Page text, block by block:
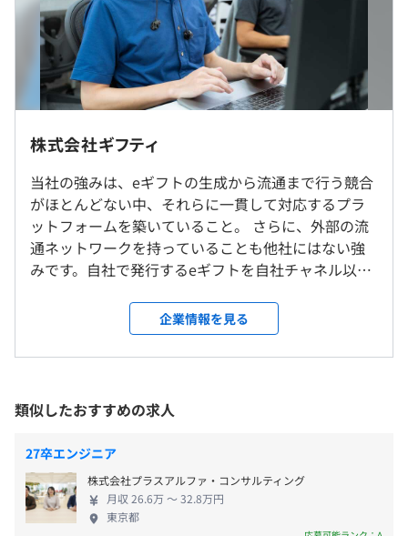
事業部とプロダクト開発チームが対になっているため、技
術とビジネスが密接に結びつく環境が整っています。さら
に、エンジニアがユーザーの要望やビジネスのニーズを積
極的に理解しようとするカルチャーがあり、全体像を把握
した上で技術的な観点での提案を行い、プロダクトの価値
ギフティは、eギフトの発券から流通・販売まで一気通貫
で提供する「eギフトプラットフォーム事業」を主力事業
とし、以下のサービスを展開しています。
https://giftee.com/about
ールやLINE、SNSなどを介し、直接会えない相手や、住
■eGift System
店頭での引換えが可能なeGiftの生成、および生成した
eGiftを自社サイト上で販売するためのシステムです。
＜雇入時＞
＜変更範囲＞
会社の定める範囲
受動喫煙防止措置に関する事項
屋内全面禁煙（屋外に喫煙所を設置）
（※想定年収は年収提示額を保証するものではありません）
■フレックスタイム制適用
休憩時間：休憩60分 ※フレックスタイム制のため各々休
平均残業時間：18h／月 ※全社平均
■年間休日数127日
土日祝日、夏期休暇（5日間）、年末年始（5日間）、有
・通勤交通費全額支給
【福利厚生】
・ドリンク無料提供
メンター制度の有無
あり
前事業年度の育児休業取得者数／出産者数
男性0人/0人
女性0人/1人
株式会社ギフティ
当社の強みは、eギフトの生成から流通まで行う競合
がほとんどない中、それらに一貫して対応するプラ
ットフォームを築いていること。 さらに、外部の流
通ネットワークを持っていることも他社にはない強
みです。自社で発行するeギフトを自社チャネル以外
国内で流通するeギフトのうちの98％がギフティが発
行するものです（2023年6月時点、当社調べ）。 ＜
主な3つの事業＞ - 日頃の気持ちと共に気軽にeギフ
を贈れるBtoCサービス - eギフトの生成/流通/販売/決
済/実績管理を一気通貫で行うSaaSの開発・提供
企業情報を見る
類似したおすすめの求人
27卒エンジニア
株式会社プラスアルファ・コンサルティング
月収 26.6万 〜 32.8万円
東京都